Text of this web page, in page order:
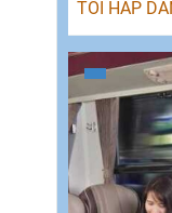
TỐI HẤP